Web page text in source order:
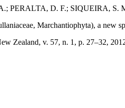
PERALTA, D. F.; SIQUEIRA, S.
Marchantiophyta), a new
Zealand, v. 57, n. 1, p. 27–32,